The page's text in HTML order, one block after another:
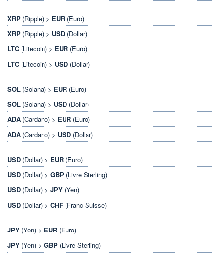
XRP (Ripple) > EUR (Euro)
XRP (Ripple) > USD (Dollar)
LTC (Litecoin) > EUR (Euro)
LTC (Litecoin) > USD (Dollar)
SOL (Solana) > EUR (Euro)
SOL (Solana) > USD (Dollar)
ADA (Cardano) > EUR (Euro)
ADA (Cardano) > USD (Dollar)
USD (Dollar) > EUR (Euro)
USD (Dollar) > GBP (Livre Sterling)
USD (Dollar) > JPY (Yen)
USD (Dollar) > CHF (Franc Suisse)
JPY (Yen) > EUR (Euro)
JPY (Yen) > GBP (Livre Sterling)